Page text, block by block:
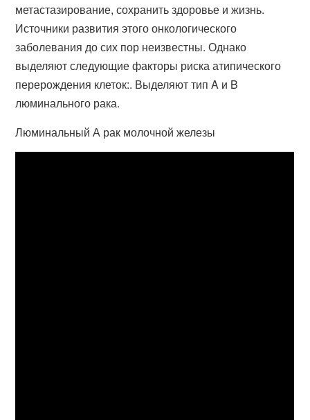
метастазирование, сохранить здоровье и жизнь.
Источники развития этого онкологического
заболевания до сих пор неизвестны. Однако
выделяют следующие факторы риска атипического
перерождения клеток:. Выделяют тип A и B
люминального рака.
Люминальный А рак молочной железы